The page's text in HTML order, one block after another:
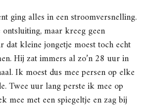
ging alles in een stroomversnelling.
maar kreeg geen
dat kleine jongetje moest toch echt
Hij zat immers al zo’n 28 uur in
Ik moest dus mee persen op elke
Twee uur lang perste ik mee op
mee met een spiegeltje en zag bij